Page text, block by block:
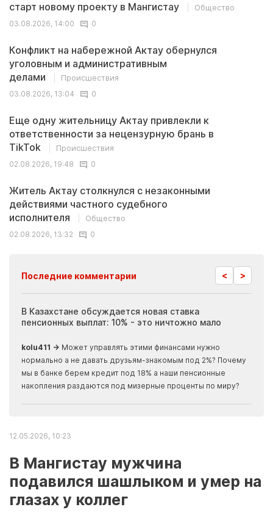
старт новому проекту в Мангистау
Общество
03.08.2026, 14:00
0
Конфликт на набережной Актау обернулся
уголовным и административным
делами
Происшествия
03.08.2026, 13:04
0
Еще одну жительницу Актау привлекли к
ответственности за нецензурную брань в
TikTok
Происшествия
02.08.2026, 19:48
0
Житель Актау столкнулся с незаконными
действиями частного судебного
исполнителя
Общество
02.08.2026, 13:32
0
Последние комментарии < >
В Казахстане обсуждается новая ставка
пенсионных выплат: 10% - это ничтожно мало
kolu411 → Может управлять этими финансами нужно
нормально а не давать друзьям-знакомым под 2%? Почему
мы в банке берем кредит под 18% а наши пенсионные
накопления раздаются под мизерные проценты по миру?
12.05.2026, 10:23
В Мангистау мужчина
подавился шашлыком и умер на
глазах у коллег